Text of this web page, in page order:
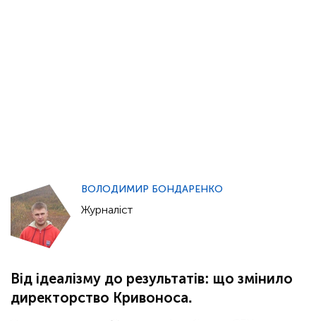
Від ідеалізму до результатів: що змінило
директорство Кривоноса.
ВОЛОДИМИР БОНДАРЕНКО
Журналіст